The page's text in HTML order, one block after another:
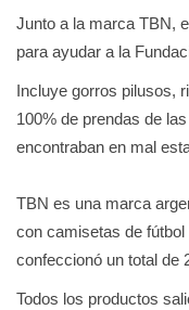
Junto a la marca TBN,
para ayudar a la
Incluye gorros pilusos,
100% de prendas de
encontraban en mal
TBN es una marca
con camisetas de
confeccionó un total de
Todos los productos